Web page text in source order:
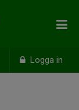
Logga in